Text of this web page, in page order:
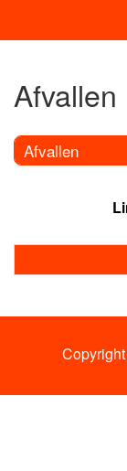
Afvallen
Afvallen